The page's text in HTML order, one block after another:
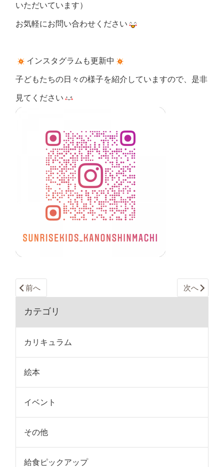
いただいています）
お気軽にお問い合わせください
インスタグラムも更新中
子どもたちの日々の様子を紹介していますので、是非
見てください
前へ 次へ
カテゴリ
カリキュラム
絵本
イベント
その他
給食ピックアップ